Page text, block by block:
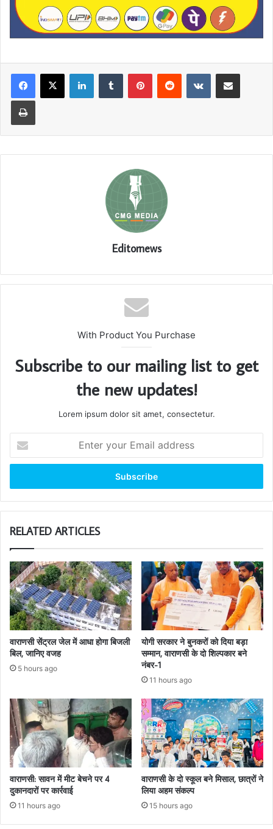
LinkedInTumblr PinterestReddit VKontakteShare via Email
Print
Editornews
With Product You Purchase
Subscribe to our mailing list to get
the new updates!
Lorem ipsum dolor sit amet, consectetur.
your
Email
RELATED ARTICLES
वाराणसी सेंट्रल जेल में आधा होगा बिजली
बिल, जानिए वजह
5 hours ago
योगी सरकार ने बुनकरों को दिया बड़ा
सम्मान, वाराणसी के दो शिल्पकार बने
नंबर-1
11 hours ago
वाराणसी: सावन में मीट बेचने पर 4
दुकानदारों पर कार्रवाई
11 hours ago
वाराणसी के दो स्कूल बने मिसाल, छात्रों ने
लिया अहम संकल्प
15 hours ago